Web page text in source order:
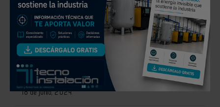
Reconocimiento al diseño
icónico de Zehnder Tetris
18 de junio, 2024